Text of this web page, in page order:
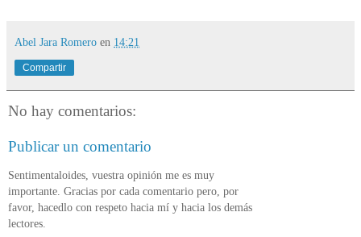
Abel Jara Romero en 14:21
Compartir
No hay comentarios:
Publicar un comentario
Sentimentaloides, vuestra opinión me es muy
importante. Gracias por cada comentario pero, por
favor, hacedlo con respeto hacia mí y hacia los demás
lectores.